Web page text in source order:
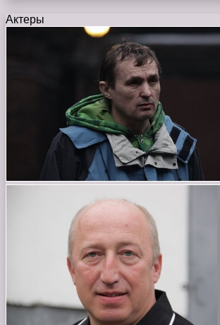
Актеры